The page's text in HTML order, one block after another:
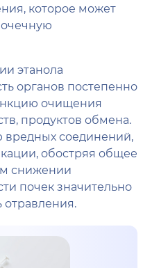
которое может
этанола
органов постепенно
очищения
продуктов обмена.
вредных соединений,
обостряя общее
снижении
почек значительно
отравления.